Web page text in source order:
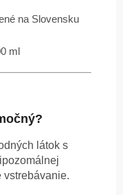
na Slovensku
ml
látok s
vstrebávanie.